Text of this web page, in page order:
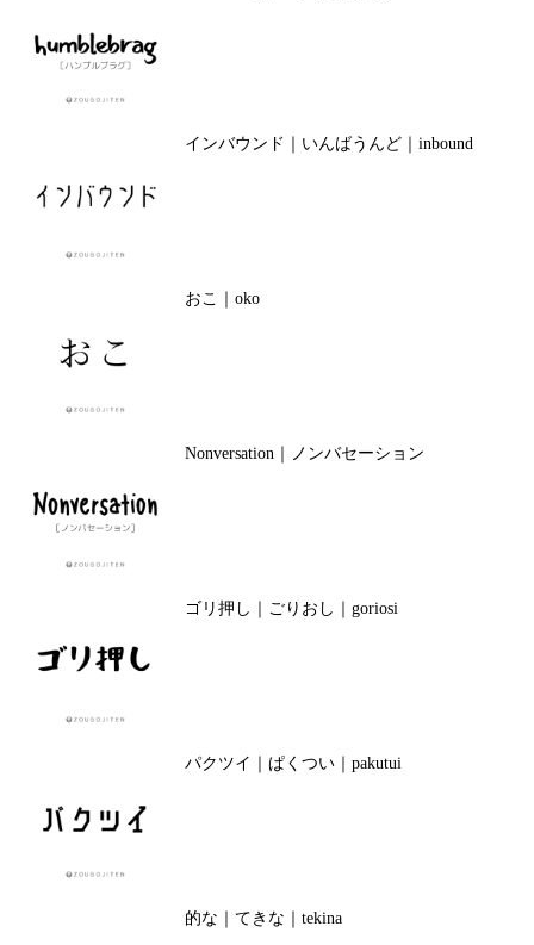
インバウンド｜いんばうんど｜inbound
おこ｜oko
Nonversation｜ノンバセーション
ゴリ押し｜ごりおし｜goriosi
パクツイ｜ぱくつい｜pakutui
的な｜てきな｜tekina